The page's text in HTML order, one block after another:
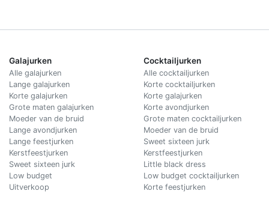
Galajurken
Alle galajurken
Lange galajurken
Korte galajurken
Grote maten galajurken
Moeder van de bruid
Lange avondjurken
Lange feestjurken
Kerstfeestjurken
Sweet sixteen jurk
Low budget
Uitverkoop
Cocktailjurken
Alle cocktailjurken
Korte cocktailjurken
Korte galajurken
Korte avondjurken
Grote maten cocktailjurken
Moeder van de bruid
Sweet sixteen jurk
Kerstfeestjurken
Little black dress
Low budget cocktailjurken
Korte feestjurken